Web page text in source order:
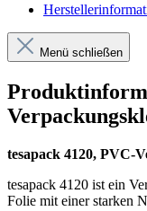
Menü schließen
tesapack 4120, PVC-
tesapack 4120 ist ein
Folie mit einer starken